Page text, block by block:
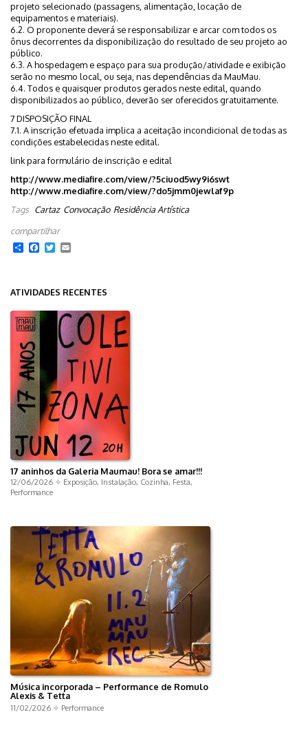
projeto selecionado (passagens, alimentação, locação de
equipamentos e materiais).
6.2. O proponente deverá se responsabilizar e arcar com todos os
ônus decorrentes da disponibilização do resultado de seu projeto ao
público.
6.3. A hospedagem e espaço para sua produção/atividade e exibição
serão no mesmo local, ou seja, nas dependências da MauMau.
6.4. Todos e quaisquer produtos gerados neste edital, quando
disponibilizados ao público, deverão ser oferecidos gratuitamente.
7 DISPOSIÇÃO FINAL
7.1. A inscrição efetuada implica a aceitação incondicional de todas as
condições estabelecidas neste edital.
link para formulário de inscrição e edital
http://www.mediafire.com/view/?5ciuod5wy9i6swt
http://www.mediafire.com/view/?do5jmm0jewlaf9p
Tags Cartaz Convocação Residência Artística
ShareFacebook
Twitter
ATIVIDADES RECENTES
17 aninhos da Galeria Maumau! Bora se amar!!!
12/06/2026 ✧ Exposição, Instalação, Cozinha, Festa,
Performance
Música incorporada – Performance de Romulo
Alexis & Tetta
11/02/2026 ✧ Performance